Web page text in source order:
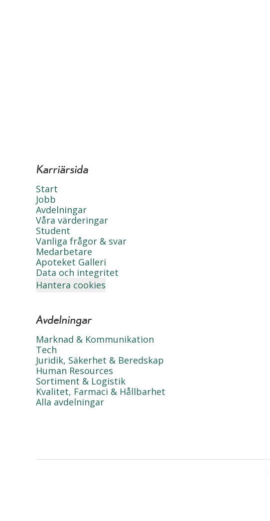
Karriärsida
Start
Jobb
Avdelningar
Våra värderingar
Student
Vanliga frågor & svar
Medarbetare
Apoteket Galleri
Data och integritet
Hantera cookies
Avdelningar
Marknad & Kommunikation
Tech
Juridik, Säkerhet & Beredskap
Human Resources
Sortiment & Logistik
Kvalitet, Farmaci & Hållbarhet
Alla avdelningar